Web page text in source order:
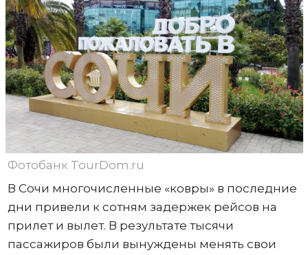
Фотобанк TourDom.ru
В Сочи многочисленные «ковры» в последние
дни привели к сотням задержек рейсов на
прилет и вылет. В результате тысячи
пассажиров были вынуждены менять свои